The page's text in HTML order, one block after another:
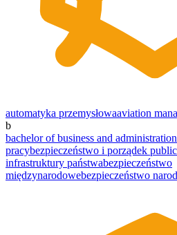
automatyka przemysłowaaviation
b
bachelor of business and administration
pracybezpieczeństwo i porządek
infrastruktury państwabezpieczeństwo
międzynarodowebezpieczeństwo